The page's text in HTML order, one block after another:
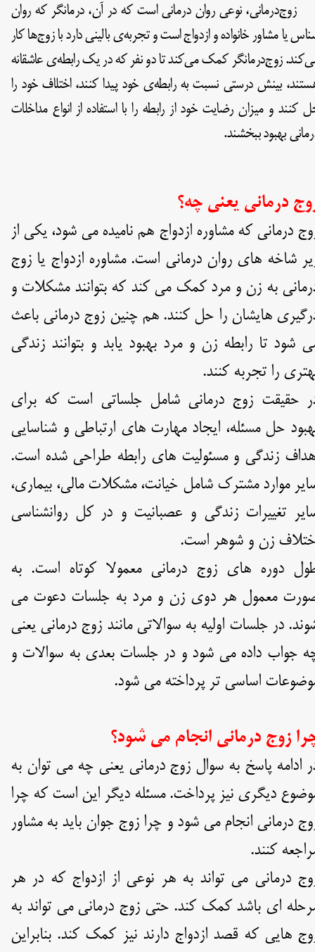
نوعی روان درمانی است که در آن، درمانگر که روان
یا مشاور خانواده و ازدواج است و تجربه‌ی بالینی دارد با زوج‌ها کار
زوج‌درمانگر کمک می‌کند تا دو نفر که در یک رابطه‌ی عاشقانه
بینش درستی نسبت به رابطه‌ی خود پیدا کنند، اختلاف خود را
کنند و میزان رضایت خود از رابطه را با استفاده از انواع مداخلات
بهبود ببخشند.
درمانی یعنی چه؟
درمانی که مشاوره ازدواج هم نامیده می شود، یکی از
شاخه های روان درمانی است. مشاوره ازدواج یا زوج
به زن و مرد کمک می کند که بتوانند مشکلات و
هایشان را حل کنند. هم چنین زوج درمانی باعث
شود تا رابطه زن و مرد بهبود یابد و بتوانند زندگی
را تجربه کنند.
حقیقت زوج درمانی شامل جلساتی است که برای
حل مسئله، ایجاد مهارت های ارتباطی و شناسایی
زندگی و مسئولیت های رابطه طراحی شده است.
موارد مشترک شامل خیانت، مشکلات مالی، بیماری،
تغییرات زندگی و عصبانیت و در کل روانشناسی
زن و شوهر است.
دوره های زوج درمانی معمولا کوتاه است. به
معمول هر دوی زن و مرد به جلسات دعوت می
در جلسات اولیه به سوالاتی مانند زوج درمانی یعنی
جواب داده می شود و در جلسات بعدی به سوالات و
اساسی تر پرداخته می شود.
زوج درمانی انجام می شود؟
ادامه پاسخ به سوال زوج درمانی یعنی چه می توان به
دیگری نیز پرداخت. مسئله دیگر این است که چرا
درمانی انجام می شود و چرا زوج جوان باید به مشاور
کنند.
درمانی می تواند به هر نوعی از ازدواج که در هر
ای باشد کمک کند. حتی زوج درمانی می تواند به
هایی که قصد ازدواج دارند نیز کمک کند. بنابراین